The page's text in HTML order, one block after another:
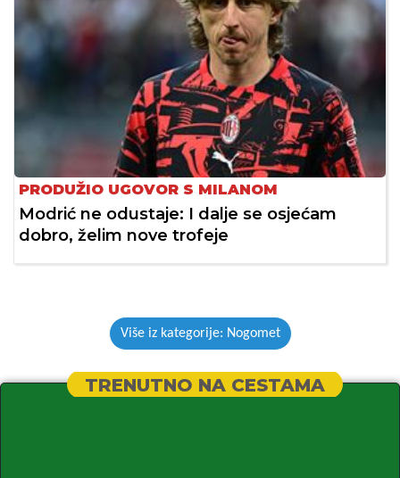
PRODUŽIO UGOVOR S MILANOM
Modrić ne odustaje: I dalje se osjećam
dobro, želim nove trofeje
Više iz kategorije: Nogomet
TRENUTNO NA CESTAMA